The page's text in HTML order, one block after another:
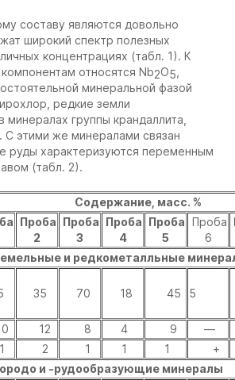
составу являются довольно
широкий спектр полезных
концентрациях (табл. 1). К
относятся Nb2O5
минеральной фазой
редкие земли
минералах группы крандаллита,
С этими же минералами связан
руды характеризуются переменным
(табл. 2).
Содержание, масс. %
Проба
2
Проба
3
Проба
4
Проба
5
Проба
6
и редкометалльные
35 70 18 45 5
12 8 4 9
—
2 1 1 1
+
и -рудообразующие минералы